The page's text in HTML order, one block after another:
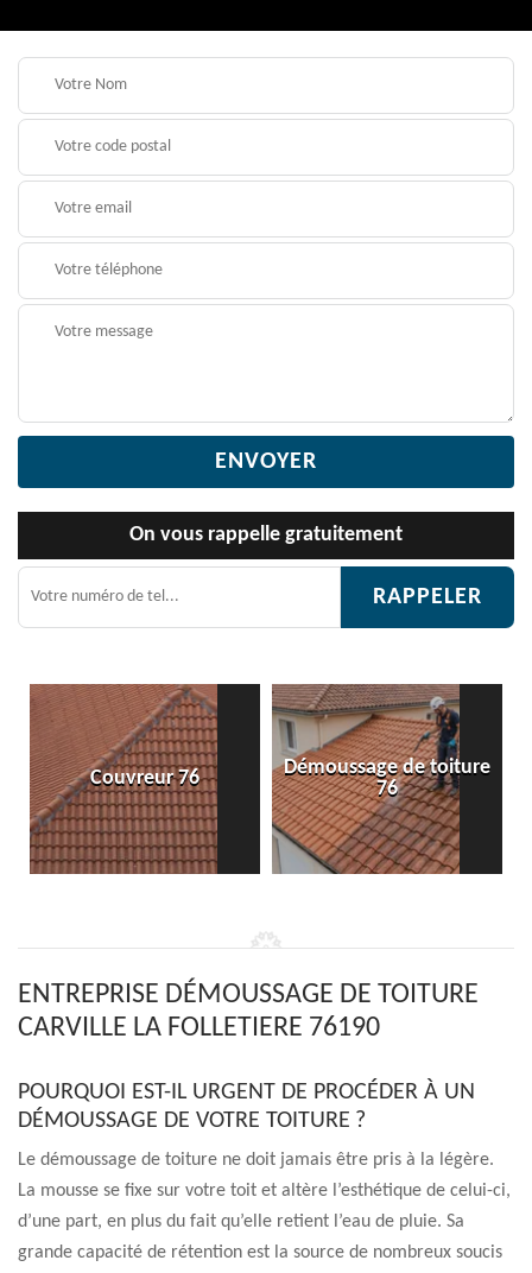
On vous rappelle gratuitement
Démoussage de toiture
76
Etanchéité toiture
ENTREPRISE DÉMOUSSAGE DE TOITURE
CARVILLE LA FOLLETIERE 76190
POURQUOI EST-IL URGENT DE PROCÉDER À UN
DÉMOUSSAGE DE VOTRE TOITURE ?
Le démoussage de toiture ne doit jamais être pris à la légère.
La mousse se fixe sur votre toit et altère l’esthétique de celui-ci,
d’une part, en plus du fait qu’elle retient l’eau de pluie. Sa
grande capacité de rétention est la source de nombreux soucis